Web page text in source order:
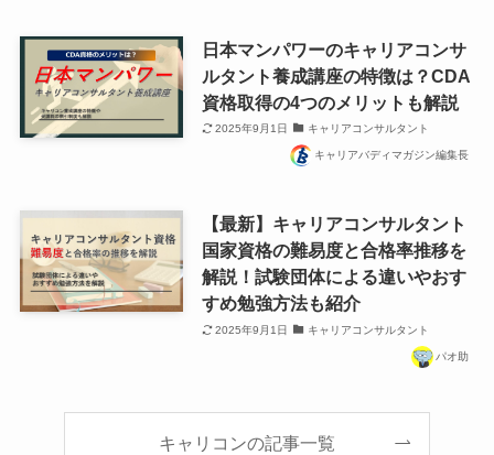
日本マンパワーのキャリアコンサ
ルタント養成講座の特徴は？CDA
資格取得の4つのメリットも解説
2025年9月1日 キャリアコンサルタント
キャリアバディマガジン編集長
【最新】キャリアコンサルタント
国家資格の難易度と合格率推移を
解説！試験団体による違いやおす
すめ勉強方法も紹介
2025年9月1日 キャリアコンサルタント
パオ助
キャリコンの記事一覧